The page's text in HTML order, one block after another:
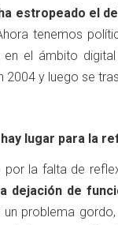
estropeado el
tenemos
el ámbito
2004 y luego se
lugar para la
por la falta de
dejación de
problema gordo,